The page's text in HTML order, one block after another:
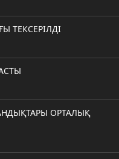
ТЕКСЕРІЛДІ
ОРТАЛЫҚ